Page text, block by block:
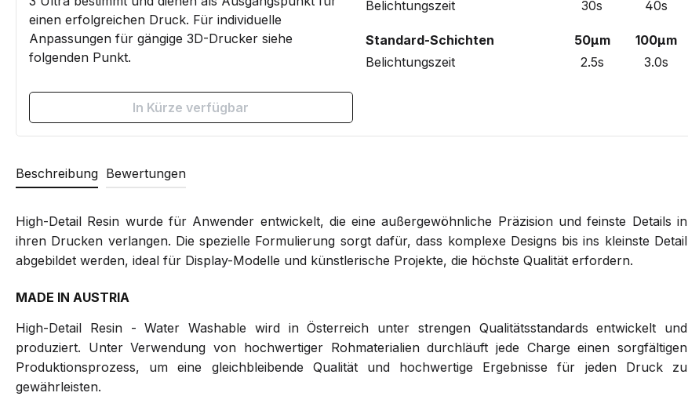
einen erfolgreichen Druck. Für individuelle
Anpassungen für gängige 3D-Drucker siehe
folgenden Punkt.
In Kürze verfügbar
Belichtungszeit
30s 40s
Standard-Schichten 50µm
100µm
Belichtungszeit
2.5s 3.0s
Beschreibung Bewertungen
High-Detail Resin wurde für Anwender entwickelt, die eine außergewöhnliche Präzision und feinste Details in
ihren Drucken verlangen. Die spezielle Formulierung sorgt dafür, dass komplexe Designs bis ins kleinste Detail
abgebildet werden, ideal für Display-Modelle und künstlerische Projekte, die höchste Qualität erfordern.
MADE IN AUSTRIA
High-Detail Resin - Water Washable wird in Österreich unter strengen Qualitätsstandards entwickelt und
produziert. Unter Verwendung von hochwertiger Rohmaterialien durchläuft jede Charge einen sorgfältigen
Produktionsprozess, um eine gleichbleibende Qualität und hochwertige Ergebnisse für jeden Druck zu
gewährleisten.